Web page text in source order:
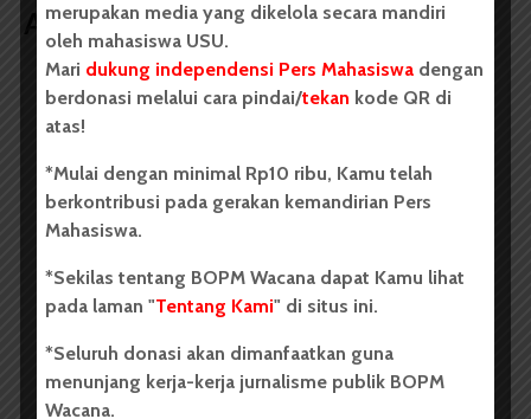
Artikel terkait lain
BPDP Sosialisasikan Lomba Riset
Mahasiswa 2026, Dorong Inovasi
Penelitian dalam Sektor
Perkebunan
...
Redaksi 2 menit waktu baca
merupakan media yang dikelola secara mandiri
oleh mahasiswa USU.
Mari dukung independensi Pers Mahasiswa dengan
berdonasi melalui cara pindai/tekan kode QR di
atas!
*Mulai dengan minimal Rp10 ribu, Kamu telah
berkontribusi pada gerakan kemandirian Pers
Mahasiswa.
*Sekilas tentang BOPM Wacana dapat Kamu lihat
pada laman "Tentang Kami" di situs ini.
*Seluruh donasi akan dimanfaatkan guna
menunjang kerja-kerja jurnalisme publik BOPM
Wacana.